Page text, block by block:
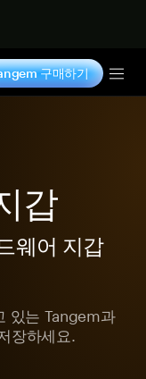
구매하기
갑
웨어 지갑
있는 Tangem과
장하세요.